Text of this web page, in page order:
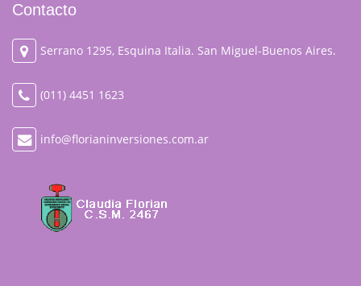
Contacto
Serrano 1295, Esquina Italia. San Miguel-Buenos Aires.
(011) 4451 1623
info@florianinversiones.com.ar